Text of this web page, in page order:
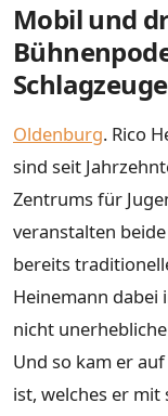
Mobil und
Schlagzeuge
Oldenburg. Rico
sind seit
Zentrums für
veranstalten
bereits
Heinemann dabei
nicht
Und so kam er
ist, welches er mit